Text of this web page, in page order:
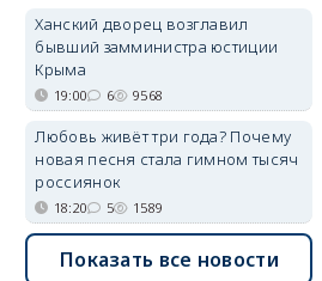
Ханский дворец возглавил
бывший замминистра юстиции
Крыма
19:00 6 9568
Любовь живёт три года? Почему
новая песня стала гимном тысяч
россиянок
18:20 5 1589
Показать все новости